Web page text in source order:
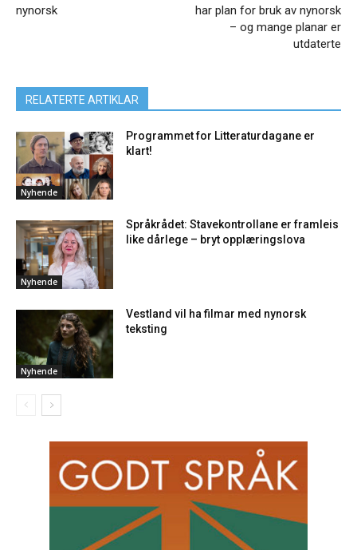
nynorsk
har plan for bruk av nynorsk
– og mange planar er
utdaterte
RELATERTE ARTIKLAR
Nyhende
Programmet for Litteraturdagane er
klart!
Nyhende
Språkrådet: Stavekontrollane er framleis
like dårlege – bryt opplæringslova
Nyhende
Vestland vil ha filmar med nynorsk
teksting